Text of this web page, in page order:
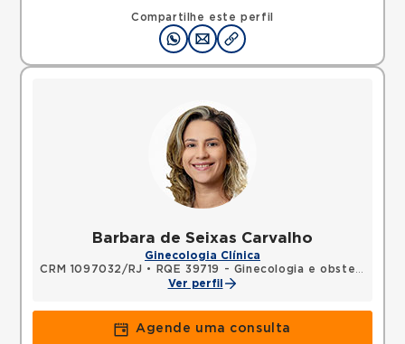
Compartilhe este perfil
Barbara de Seixas Carvalho
Ginecologia Clínica
CRM 1097032/RJ •
RQE 39719 - Ginecologia e obstetrícia
Ver perfil
Agende uma consulta